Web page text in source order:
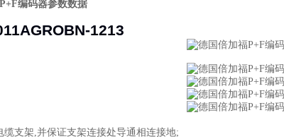
编码器参数数据
1213
缆支架,并保证支架连接处导通相连接地;